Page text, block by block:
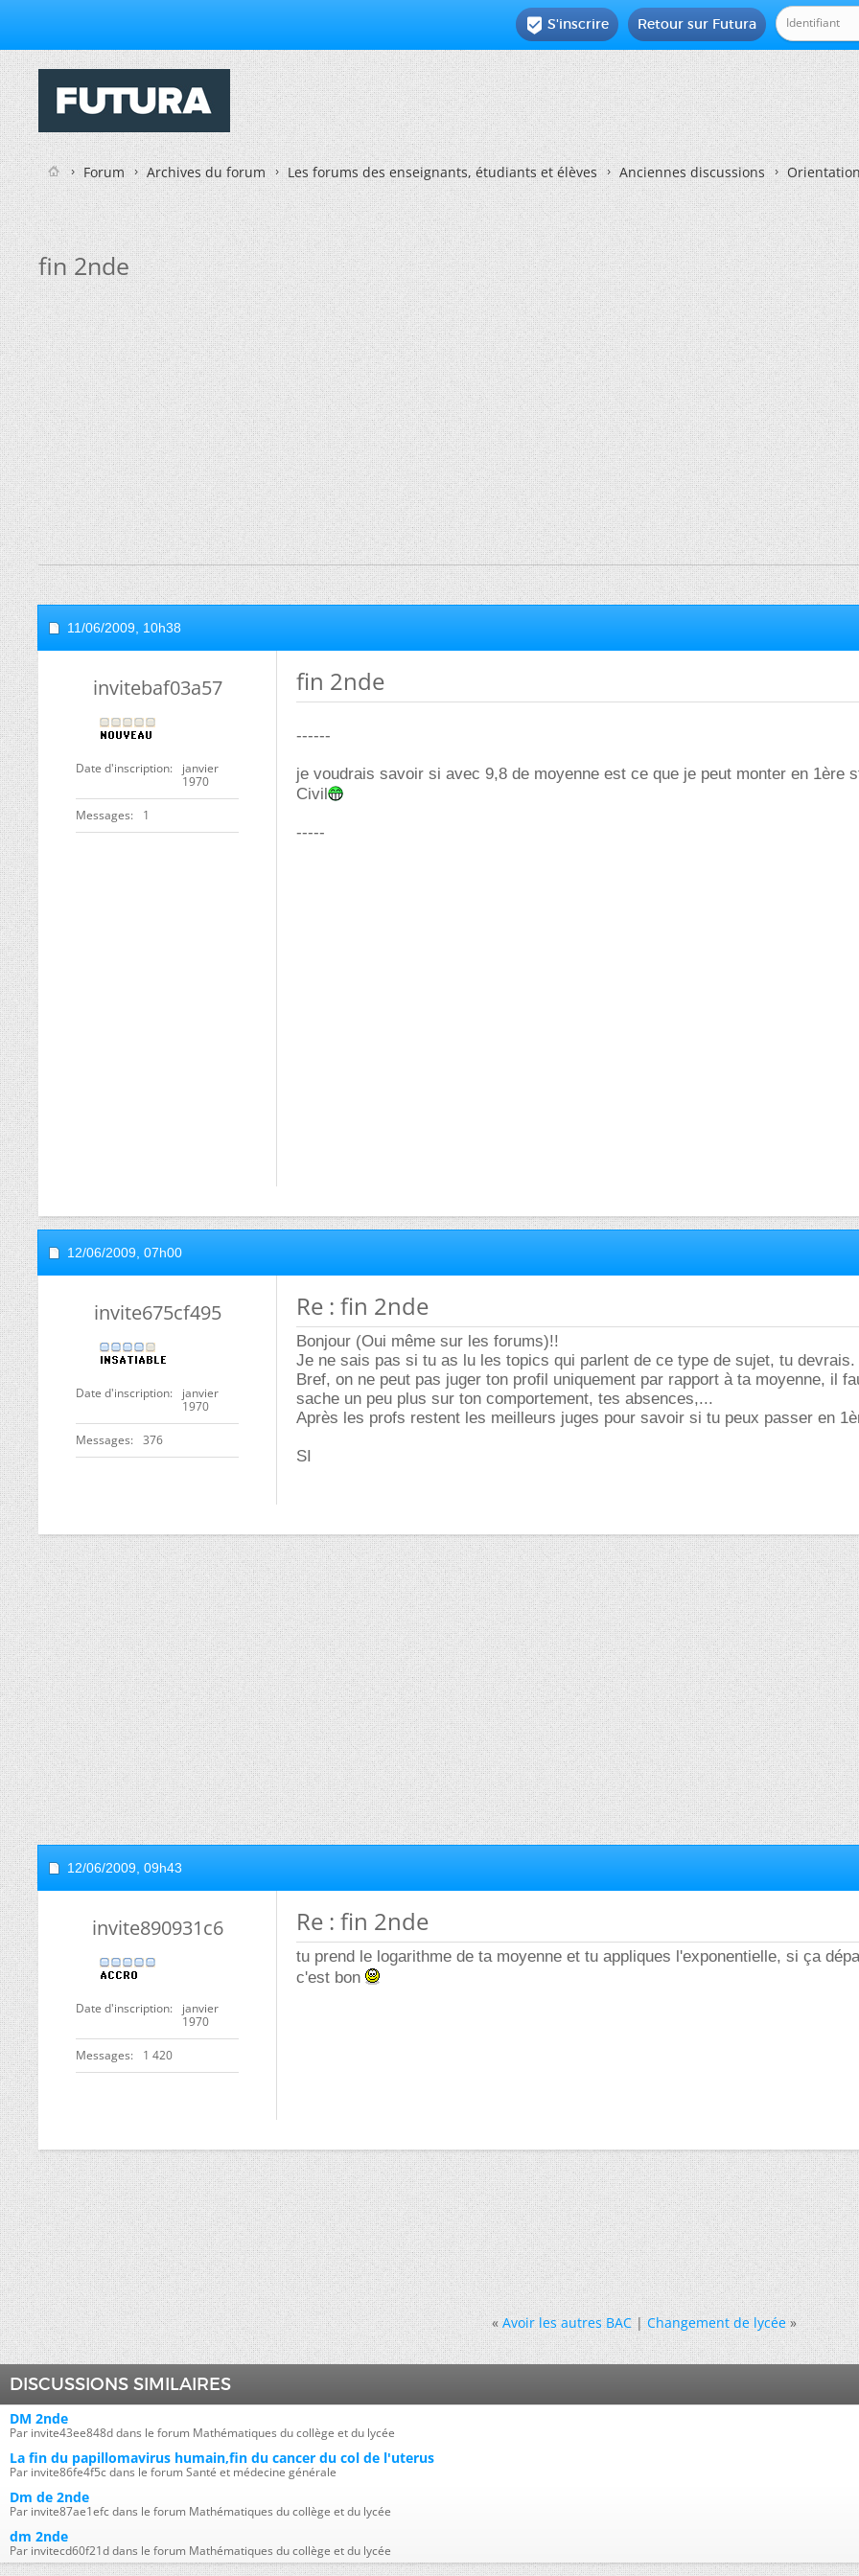
Retour sur Futura
 S'inscrire
Forum Archives du forum Les forums des enseignants, étudiants et élèves Anciennes discussions
fin 2nde
11/06/2009, 10h38
invitebaf03a57
Date d'inscription
janvier
1970
Messages 1
fin 2nde
------
je voudrais savoir si avec 9,8 de moyenne est ce que je peut monter en 1ère
Civil
-----
12/06/2009, 07h00
invite675cf495
Date d'inscription
janvier
1970
Messages 376
Re : fin 2nde
Bonjour (Oui même sur les forums)!!
Je ne sais pas si tu as lu les topics qui parlent de ce type de sujet, tu devrais.
Bref, on ne peut pas juger ton profil uniquement par rapport à ta moyenne, il
sache un peu plus sur ton comportement, tes absences,...
Après les profs restent les meilleurs juges pour savoir si tu peux passer en
SI
12/06/2009, 09h43
invite890931c6
Date d'inscription
janvier
1970
Messages 1 420
Re : fin 2nde
tu prend le logarithme de ta moyenne et tu appliques l'exponentielle, si ça
c'est bon
« Avoir les autres BAC|Changement de lycée »
DISCUSSIONS SIMILAIRES
DM 2nde
Par invite43ee848d dans le forum Mathématiques du collège et du lycée
La fin du papillomavirus humain,fin du cancer du col de l'uterus
Par invite86fe4f5c dans le forum Santé et médecine générale
Dm de 2nde
Par invite87ae1efc dans le forum Mathématiques du collège et du lycée
dm 2nde
Par invitecd60f21d dans le forum Mathématiques du collège et du lycée